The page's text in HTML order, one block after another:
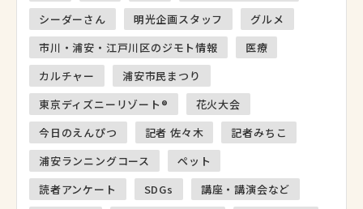
シーダーさん
明光企画スタッフ
グルメ
市川・浦安・江戸川区のジモト情報
医療
カルチャー
浦安市民まつり
東京ディズニーリゾート®
花火大会
今日のえんぴつ
記者 佐々木
記者みちこ
浦安ランニングコース
ペット
読者アンケート
SDGs
講座・講演会など